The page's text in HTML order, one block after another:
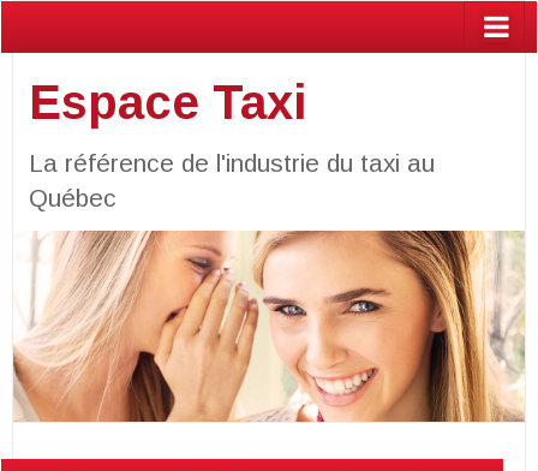
Espace Taxi
La référence de l'industrie du taxi au
Québec